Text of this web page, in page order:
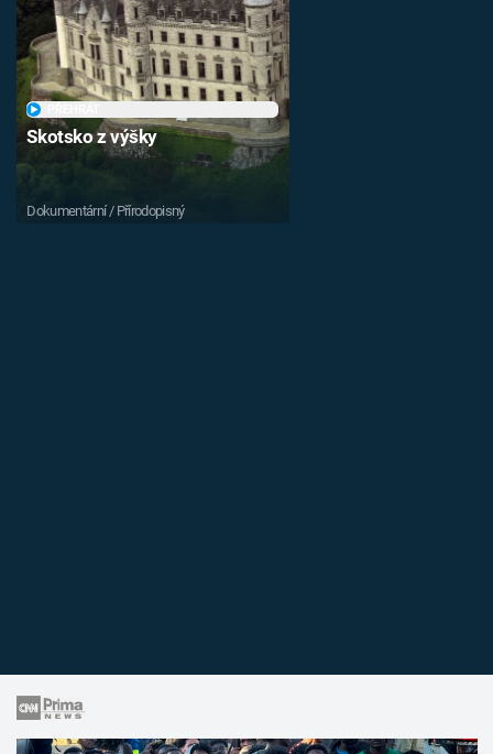
Skotsko z výšky
Dokumentární / Přírodopisný